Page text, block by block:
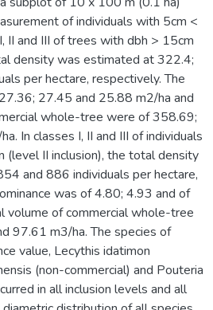
of individuals with 5cm <
II and III of trees with dbh > 15cm
density was estimated at 322.4;
per hectare, respectively. The
27.45 and 25.88 m2/ha and
whole-tree were of 358.69;
In classes I, II and III of individuals
(level II inclusion), the total density
and 886 individuals per hectare,
was of 4.80; 4.93 and of
volume of commercial whole-tree
97.61 m3/ha. The species of
value, Lecythis idatimon
(non-commercial) and Pouteria
in all inclusion levels and all